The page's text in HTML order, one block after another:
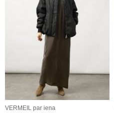
VERMEIL par iena